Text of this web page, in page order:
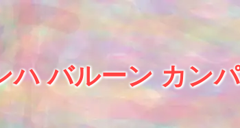
ハ バルーン カン